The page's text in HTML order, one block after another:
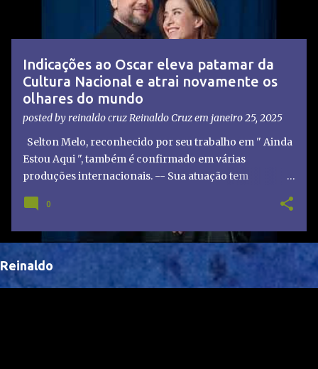
Indicações ao Oscar eleva patamar da
Cultura Nacional e atrai novamente os
olhares do mundo
posted by reinaldo cruz Reinaldo Cruzem janeiro 25, 2025
Selton Melo, reconhecido por seu trabalho em " Ainda
Estou Aqui ", também é confirmado em várias
produções internacionais. -- Sua atuação tem
Brasil, abrindo portas para novas oportunidades no
a representação brasileira no cinema global!
0
Reinaldo